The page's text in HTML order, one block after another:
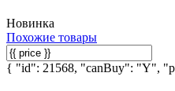
Новинка
Похожие товары
{ "id": 21568, "canBuy": "Y",